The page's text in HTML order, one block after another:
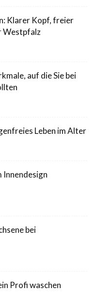
Klarer Kopf, freier
Westpfalz
auf die Sie bei
Leben im Alter
Innendesign
bei
Profi waschen